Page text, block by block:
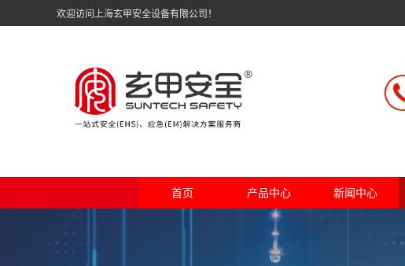
欢迎访问上海玄甲安全设备有限公司！
首页 产品中心 新闻中心